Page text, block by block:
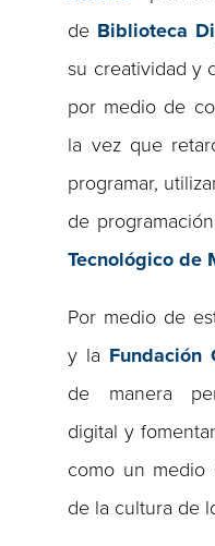
de Biblioteca
su creatividad y
por medio de
la vez que
programar,
de
Tecnológico de
Por medio de
y la Fundación
de manera
digital y
como un medio
de la cultura de